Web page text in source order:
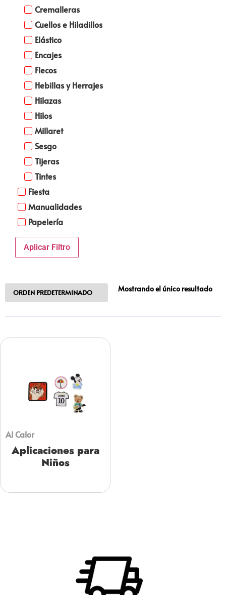
Cremalleras
Cuellos e Hiladillos
Elástico
Encajes
Flecos
Hebillas y Herrajes
Hilazas
Hilos
Millaret
Sesgo
Tijeras
Tintes
Fiesta
Manualidades
Papelería
Aplicar Filtro
Mostrando el único resultado
Al Calor
Aplicaciones para
Niños